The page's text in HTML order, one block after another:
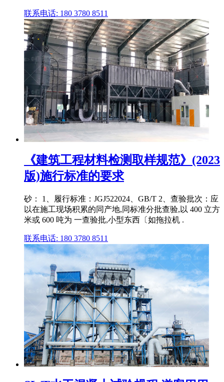
联系电话: 180 3780 8511
《建筑工程材料检测取样规范》(2023
版)施行标准的要求
砂： 1、履行标准：JGJ522024、GB/T 2、查验批次：应
以在施工现场积累的同产地,同标准分批查验,以 400 立方
米或 600 吨为 一查验批,小型东西〔如拖拉机 .
联系电话: 180 3780 8511